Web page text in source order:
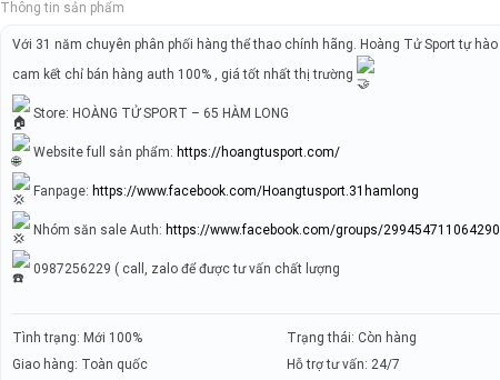
Thông tin sản phẩm
Với 31 năm chuyên phân phối hàng thể thao chính hãng. Hoàng Tử Sport tự hào
cam kết chỉ bán hàng auth 100% , giá tốt nhất thị trường
Store: HOÀNG TỬ SPORT – 65 HÀM LONG
Website full sản phẩm: https://hoangtusport.com/
Fanpage: https://www.facebook.com/Hoangtusport.31hamlong
Nhóm săn sale Auth: https://www.facebook.com/groups/299454711064290
0987256229 ( call, zalo để được tư vấn chất lượng
Tình trạng: Mới 100%
Giao hàng: Toàn quốc
Trạng thái: Còn hàng
Hỗ trợ tư vấn: 24/7